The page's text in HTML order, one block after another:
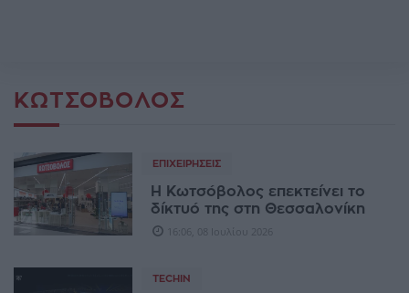
ΚΩΤΣΌΒΟΛΟΣ
ΕΠΙΧΕΙΡΉΣΕΙΣ
Η Κωτσόβολος επεκτείνει το
δίκτυό της στη Θεσσαλονίκη
16:06, 08 Ιουλίου 2026
TECHIN